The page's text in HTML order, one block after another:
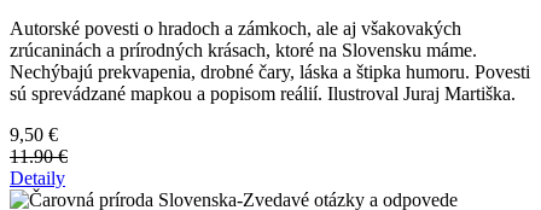
Autorské povesti o hradoch a zámkoch, ale aj všakovakých
zrúcaninách a prírodných krásach, ktoré na Slovensku máme.
Nechýbajú prekvapenia, drobné čary, láska a štipka humoru. Povesti
sú sprevádzané mapkou a popisom reálií. Ilustroval Juraj Martiška.
9,50 €
11.90 €
Detaily